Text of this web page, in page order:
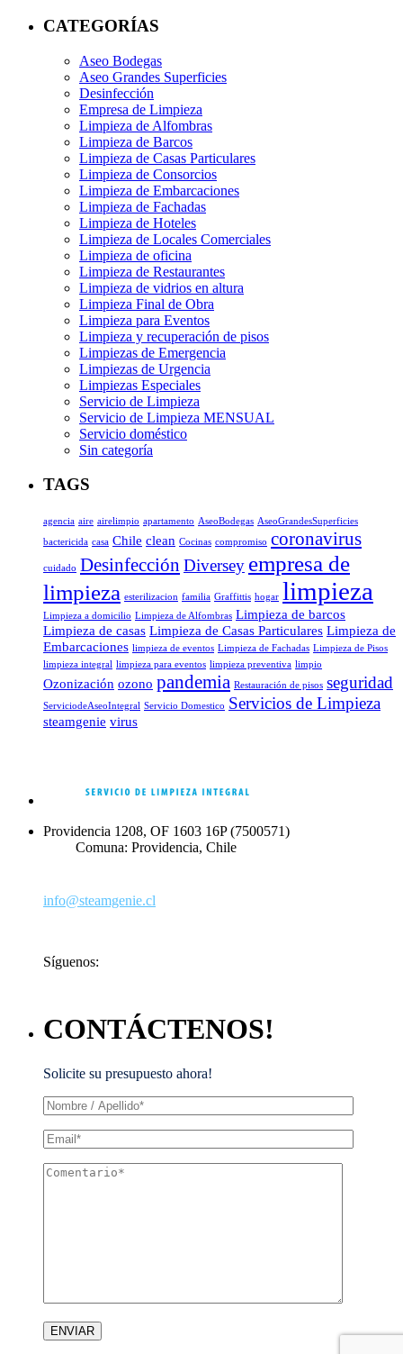
CATEGORÍAS
Aseo Bodegas
Aseo Grandes Superficies
Desinfección
Empresa de Limpieza
Limpieza de Alfombras
Limpieza de Barcos
Limpieza de Casas Particulares
Limpieza de Consorcios
Limpieza de Embarcaciones
Limpieza de Fachadas
Limpieza de Hoteles
Limpieza de Locales Comerciales
Limpieza de oficina
Limpieza de Restaurantes
Limpieza de vidrios en altura
Limpieza Final de Obra
Limpieza para Eventos
Limpieza y recuperación de pisos
Limpiezas de Emergencia
Limpiezas de Urgencia
Limpiezas Especiales
Servicio de Limpieza
Servicio de Limpieza MENSUAL
Servicio doméstico
Sin categoría
TAGS
agencia aire airelimpio apartamento AseoBodegas AseoGrandesSuperficies
bactericida casa Chile clean Cocinas compromiso coronavirus
cuidado Desinfección Diversey empresa de
limpieza esterilizacion familia Graffittis hogar limpieza
Limpieza a domicilio Limpieza de Alfombras Limpieza de barcos
Limpieza de casas Limpieza de Casas Particulares Limpieza de
Embarcaciones limpieza de eventos Limpieza de Fachadas Limpieza de Pisos
limpieza integral limpieza para eventos limpieza preventiva limpio
Ozonización ozono pandemia Restauración de pisos seguridad
ServiciodeAseoIntegral Servicio Domestico Servicios de Limpieza
steamgenie virus
Providencia 1208, OF 1603 16P (7500571)
Comuna: Providencia, Chile
info@steamgenie.cl
Síguenos:
CONTÁCTENOS!
Solicite su presupuesto ahora!